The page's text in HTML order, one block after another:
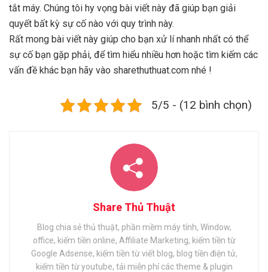
tắt máy. Chúng tôi hy vọng bài viết này đã giúp bạn giải
quyết bất kỳ sự cố nào với quy trình này.
Rất mong bài viết này giúp cho bạn xử lí nhanh nhất có thể
sự cố bạn gặp phải, để tìm hiểu nhiều hơn hoặc tìm kiếm các
vấn đề khác bạn hãy vào sharethuthuat.com nhé !
5/5 - (12 bình chọn)
Share Thủ Thuật
Blog chia sẻ thủ thuật, phần mềm máy tính, Window,
office, kiếm tiền online, Affiliate Marketing, kiếm tiền từ
Google Adsense, kiếm tiền từ viết blog, blog tiền điện tử,
kiếm tiền từ youtube, tải miễn phí các theme & plugin